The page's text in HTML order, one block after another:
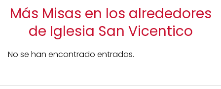
Más Misas en los alrededores
de Iglesia San Vicentico
No se han encontrado entradas.